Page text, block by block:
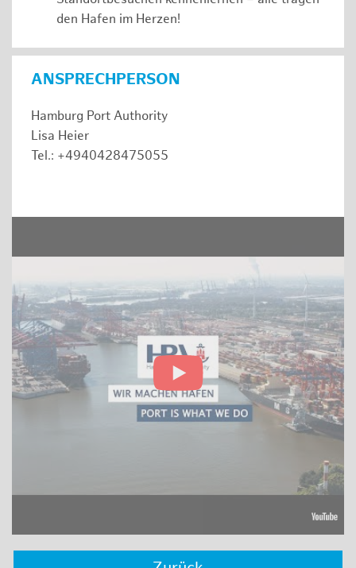
den Hafen im Herzen!
ANSPRECHPERSON
Hamburg Port Authority
Lisa Heier
Tel.: +4940428475055